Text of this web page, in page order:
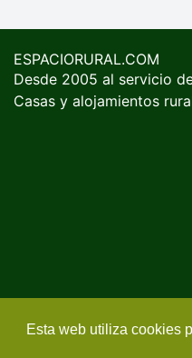
Esta web utiliza cookies
ESPACIORURAL.COM
Desde 2005 al servicio
Casas y alojamientos